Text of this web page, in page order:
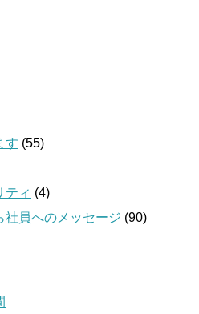
す (55)
ティ (4)
社員へのメッセージ (90)